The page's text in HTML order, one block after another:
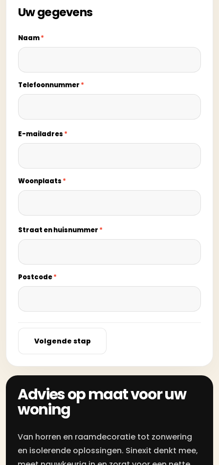
Uw gegevens
Naam*
Telefoonnummer *
E-mailadres *
Woonplaats *
Straat en huisnummer *
Postcode*
Volgende stap
Advies op maat voor uw
woning
Van horren en raamdecoratie tot zonwering
en isolerende oplossingen. Sinexit denkt mee,